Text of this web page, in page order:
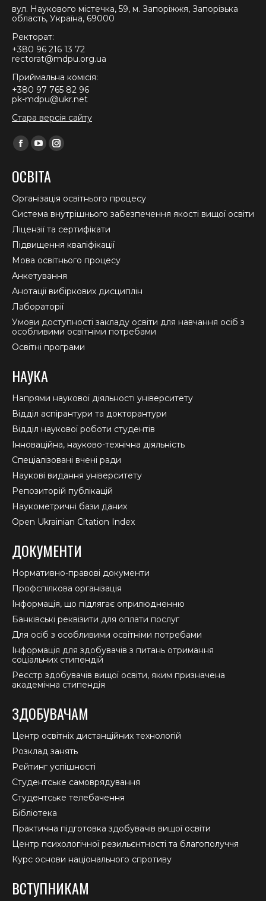
вул. Наукового містечка, 59, м. Запоріжжя, Запорізька
область, Україна, 69000
Ректорат:
+380 96 216 13 72
rectorat@mdpu.org.ua
Приймальна комісія:
+380 97 765 82 96
pk-mdpu@ukr.net
Стара версія сайту
Find us on:
Facebook
opens
in
new
window
YouTube
opens
in
new
window
Instagram
in
new
window
ОСВІТА
Організація освітнього процесу
Система внутрішнього забезпечення якості вищої освіти
Ліцензії та сертифікати
Підвищення кваліфікації
Мова освітнього процесу
Анкетування
Анотації вибіркових дисциплін
Лабораторії
Умови доступності закладу освіти для навчання осіб з
особливими освітніми потребами
Освітні програми
НАУКА
Напрями наукової діяльності університету
Відділ аспірантури та докторантури
Відділ наукової роботи студентів
Інноваційна, науково-технічна діяльність
Спеціалізовані вчені ради
Наукові видання університету
Репозиторій публікацій
Наукометричні бази даних
Open Ukrainian Citation Index
ДОКУМЕНТИ
Нормативно-правові документи
Профспілкова організація
Інформація, що підлягає оприлюдненню
Банківські реквізити для оплати послуг
Для осіб з особливими освітніми потребами
Інформація для здобувачів з питань отримання
соціальних стипендій
Реєстр здобувачів вищої освіти, яким призначена
академічна стипендія
ЗДОБУВАЧАМ
Центр освітніх дистанційних технологій
Розклад занять
Рейтинг успішності
Студентське самоврядування
Студентське телебачення
Бібліотека
Практична підготовка здобувачів вищої освіти
Центр психологічної резильєнтності та благополуччя
Курс основи національного спротиву
ВСТУПНИКАМ